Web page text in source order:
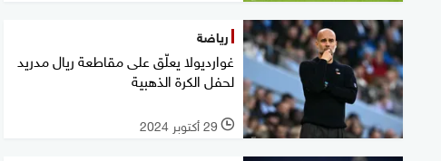
رياضة
غوارديولا يعلّق على مقاطعة ريال مدريد
لحفل الكرة الذهبية
l 29 أكتوبر 2024